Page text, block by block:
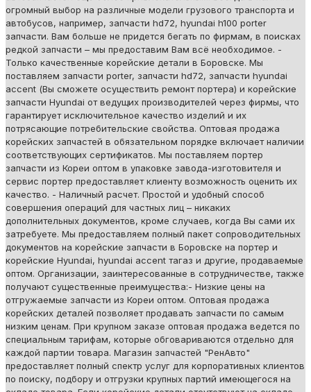
огромный выбор на различные модели грузового транспорта и
автобусов, например, запчасти hd72, hyundai h100 porter
запчасти. Вам больше не придется бегать по фирмам, в поисках
редкой запчасти – мы предоставим Вам всё необходимое. -
Только качественные корейские детали в Боровске. Мы
поставляем запчасти porter, запчасти hd72, запчасти hyundai
accent (Вы сможете осуществить ремонт портера) и корейские
запчасти Hyundai от ведущих производителей через фирмы, что
гарантирует исключительное качество изделий и их
потрясающие потребительские свойства. Оптовая продажа
корейских запчастей в обязательном порядке включает наличии
соответствующих сертификатов. Мы поставляем портер
запчасти из Кореи оптом в упаковке завода-изготовителя и
сервис портер предоставляет клиенту возможность оценить их
качество. - Наличный расчет. Простой и удобный способ
совершения операций для частных лиц – никаких
дополнительных документов, кроме случаев, когда Вы сами их
затребуете. Мы предоставляем полный пакет сопроводительных
документов на корейские запчасти в Боровске на портер и
корейские Hyundai, hyundai accent тагаз и другие, продаваемые
оптом. Организации, заинтересованные в сотрудничестве, также
получают существенные преимущества:- Низкие цены на
отгружаемые запчасти из Кореи оптом. Оптовая продажа
корейских деталей позволяет продавать запчасти по самым
низким ценам. При крупном заказе оптовая продажа ведется по
специальным тарифам, которые обговариваются отдельно для
каждой партии товара. Магазин запчастей "РенАвто"
предоставляет полный спектр услуг для корпоративных клиентов
по поиску, подбору и отгрузки крупных партий имеющегося на